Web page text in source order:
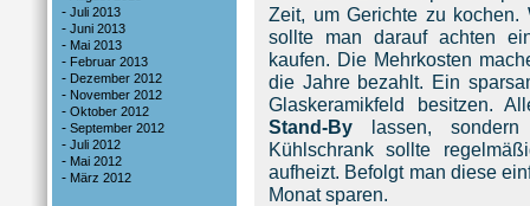
- Juli 2013
- Juni 2013
- Mai 2013
- Februar 2013
- Dezember 2012
- November 2012
- Oktober 2012
- September 2012
- Juli 2012
- Mai 2012
- März 2012
Zeit, um Gerichte zu
sollte man darauf achten
kaufen. Die Mehrkosten
die Jahre bezahlt. Ein
Glaskeramikfeld besitzen.
Stand-By lassen,
Kühlschrank sollte
aufheizt. Befolgt man diese
Monat sparen.